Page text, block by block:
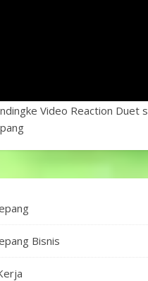
Video Reaction Duet
Bisnis